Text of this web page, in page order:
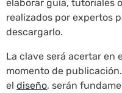
elaborar guía, tutoriales
realizados por expertos
descargarlo.
La clave será acertar en
momento de
el diseño, serán